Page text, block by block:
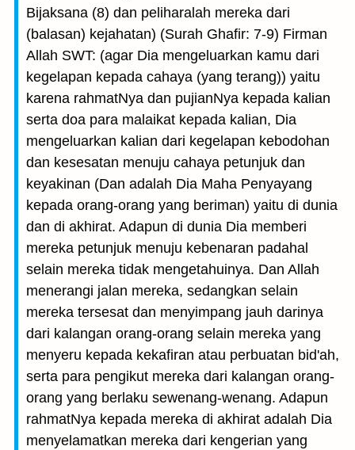
Bijaksana (8) dan peliharalah mereka dari
(balasan) kejahatan) (Surah Ghafir: 7-9) Firman
Allah SWT: (agar Dia mengeluarkan kamu dari
kegelapan kepada cahaya (yang terang)) yaitu
karena rahmatNya dan pujianNya kepada kalian
serta doa para malaikat kepada kalian, Dia
mengeluarkan kalian dari kegelapan kebodohan
dan kesesatan menuju cahaya petunjuk dan
keyakinan (Dan adalah Dia Maha Penyayang
kepada orang-orang yang beriman) yaitu di dunia
dan di akhirat. Adapun di dunia Dia memberi
mereka petunjuk menuju kebenaran padahal
selain mereka tidak mengetahuinya. Dan Allah
menerangi jalan mereka, sedangkan selain
mereka tersesat dan menyimpang jauh darinya
dari kalangan orang-orang selain mereka yang
menyeru kepada kekafiran atau perbuatan bid'ah,
serta para pengikut mereka dari kalangan orang-
orang yang berlaku sewenang-wenang. Adapun
rahmatNya kepada mereka di akhirat adalah Dia
menyelamatkan mereka dari kengerian yang